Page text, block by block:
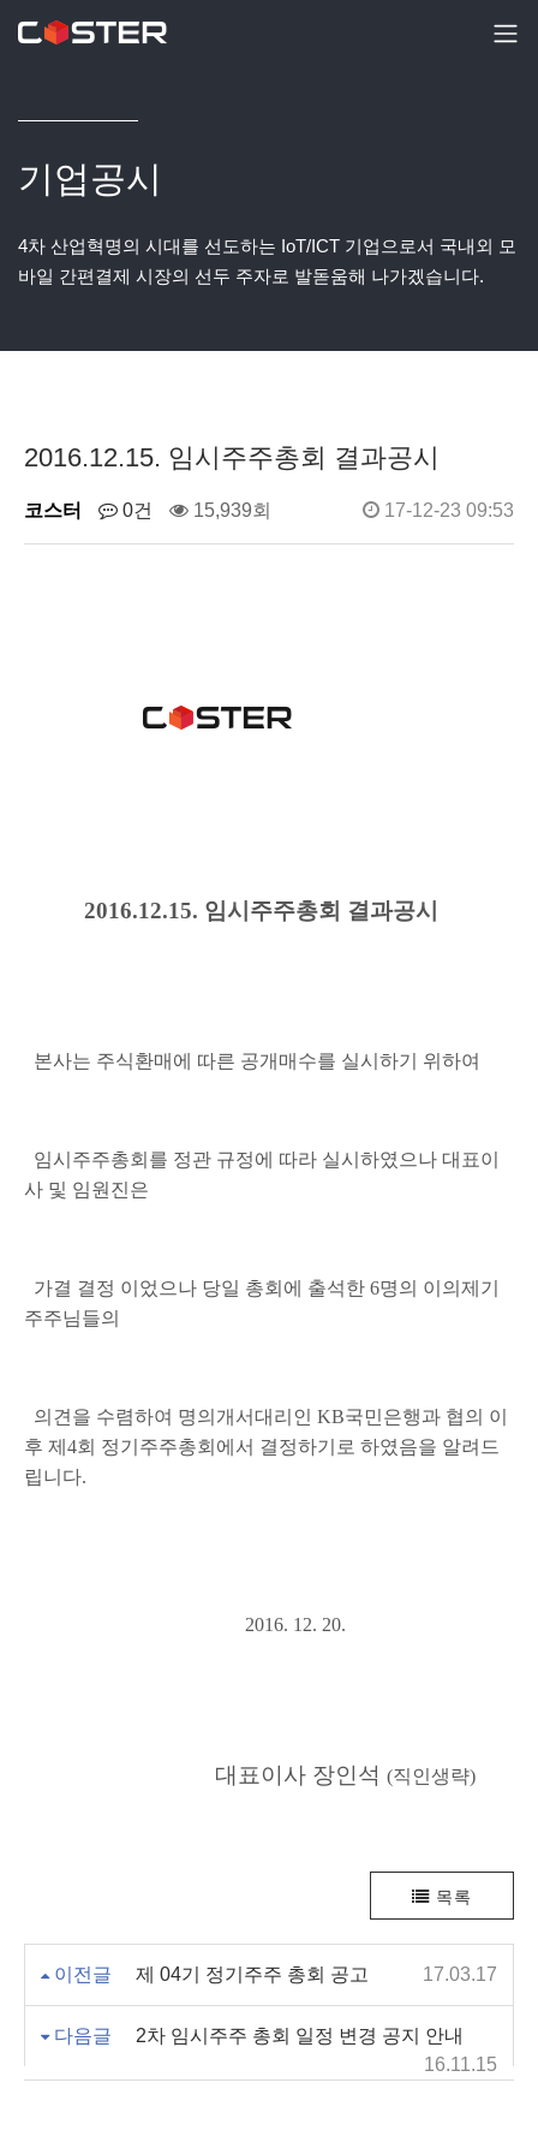
기업공시
4차 산업혁명의 시대를 선도하는 IoT/ICT 기업으로서 국내외 모
바일 간편결제 시장의 선두 주자로 발돋움해 나가겠습니다.
2016.12.15. 임시주주총회 결과공시
코스터 0건 15,939회 17-12-23 09:53
2016.12.15. 임시주주총회 결과공시
본사는 주식환매에 따른 공개매수를 실시하기 위하여
임시주주총회를 정관 규정에 따라 실시하였으나 대표이
사 및 임원진은
가결 결정 이었으나 당일 총회에 출석한 6명의 이의제기
주주님들의
의견을 수렴하여 명의개서대리인 KB국민은행과 협의 이
후 제 4회 정기주주총회에서 결정하기로 하였음을 알려드
립니다.
2016. 12. 20.
대표이사 장인석(직인생략)
목록
이전글 제 04기 정기주주 총회 공고 17.03.17
다음글
2차 임시주주 총회 일정 변경 공지 안내
16.11.15